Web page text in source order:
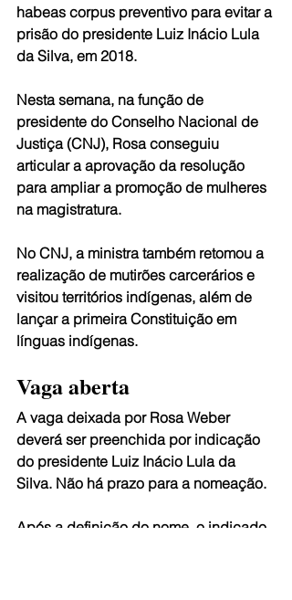
habeas corpus preventivo para evitar a
prisão do presidente Luiz Inácio Lula
da Silva, em 2018.
Nesta semana, na função de
presidente do Conselho Nacional de
Justiça (CNJ), Rosa conseguiu
articular a aprovação da resolução
para ampliar a promoção de mulheres
na magistratura.
No CNJ, a ministra também retomou a
realização de mutirões carcerários e
visitou territórios indígenas, além de
lançar a primeira Constituição em
línguas indígenas.
Vaga aberta
A vaga deixada por Rosa Weber
deverá ser preenchida por indicação
do presidente Luiz Inácio Lula da
Silva. Não há prazo para a nomeação.
Após a definição do nome, o indicado